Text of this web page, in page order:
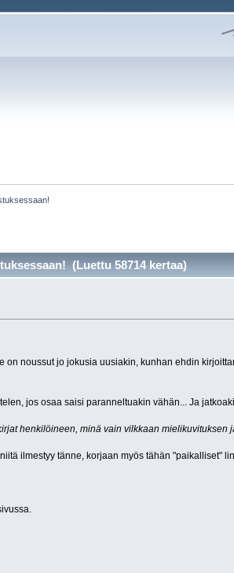
(Luettu 58714 kertaa)
on noussut jo jokusia uusiakin, kunhan ehdin
jos osaa saisi paranneltuakin vähän... Ja
henkilöineen, minä vain vilkkaan mielikuvituksen
ilmestyy tänne, korjaan myös tähän "paikalliset"